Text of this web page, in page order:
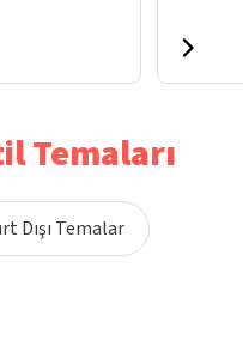
Temaları
Dışı Temalar